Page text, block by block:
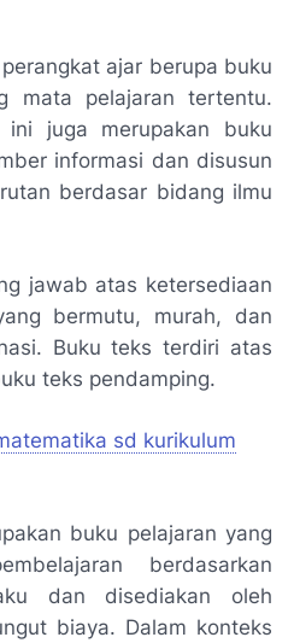
ajar berupa buku
mata pelajaran tertentu.
juga merupakan buku
informasi dan disusun
berdasar bidang ilmu
jawab atas ketersediaan
bermutu, murah, dan
Buku teks terdiri atas
teks pendamping.
sd kurikulum
buku pelajaran yang
berdasarkan
dan disediakan oleh
biaya. Dalam konteks